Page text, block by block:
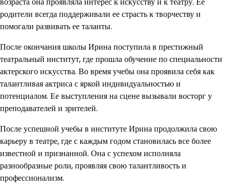
родители всегда поддерживали ее страсть к творчеству и
помогали развивать ее таланты.
После окончания школы Ирина поступила в престижный
театральный институт, где прошла обучение по специальности
актерского искусства. Во время учебы она проявила себя как
талантливая актриса с яркой индивидуальностью и
потенциалом. Ее выступления на сцене вызывали восторг у
преподавателей и зрителей.
После успешной учебы в институте Ирина продолжила свою
карьеру в театре, где с каждым годом становилась все более
известной и признанной. Она с успехом исполняла
разнообразные роли, проявляя свою талантливость и
профессионализм.